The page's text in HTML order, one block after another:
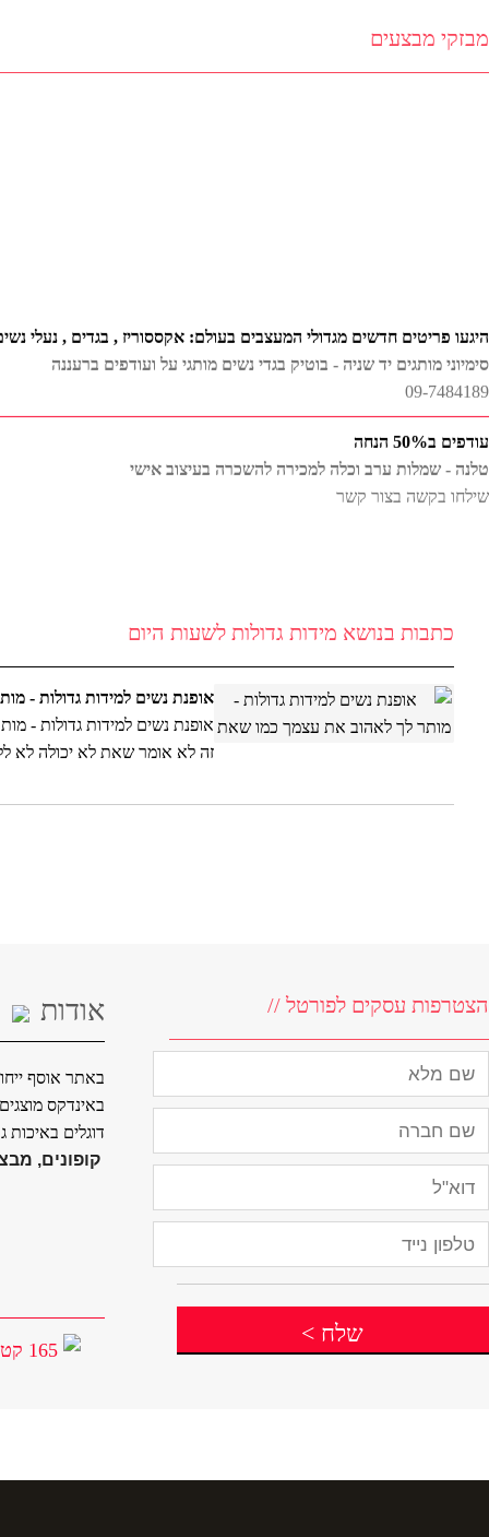
מבזקי מבצעים
היגעו פריטים חדשים מגדולי המעצבים בעולם: אקססוריז , בגדים , נעלי
סימיוני מותגים יד שניה - בוטיק בגדי נשים מותגי על ועודפים ברעננה
09-7484189
טלנה - שמלות ערב וכלה למכירה להשכרה בעיצוב אישי
שילחו בקשה בצור קשר
נטעלה - שמלות בת מצווה , שמלות שושבינה , שמלות ארועים לנערות
כתבות בנושא מידות גדולות לשעות היום
אופנת נשים למידות גדולות -
אופנת נשים למידות גדולות -
זה לא אומר שאת לא יכולה לא
אודות
באתר אוסף
באינדקס
דוגלים באיכות
קופונים,
165 קטגוריות
הצטרפות עסקים לפורטל //
שלח >